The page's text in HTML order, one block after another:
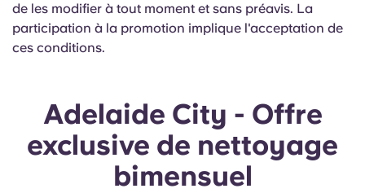
de les modifier à tout moment et sans préavis. La
participation à la promotion implique l'acceptation de
ces conditions.
Adelaide City - Offre
exclusive de nettoyage
bimensuel